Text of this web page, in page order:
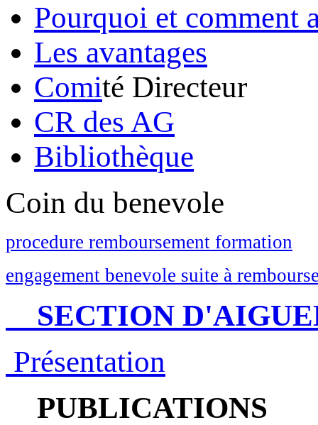
Pourquoi et comment
Les avantages
Comité Directeur
CR des AG
Bibliothèque
Coin du benevole
procedure remboursement formation
engagement benevole suite à
SECTION
Présentation
PUBLICATIONS